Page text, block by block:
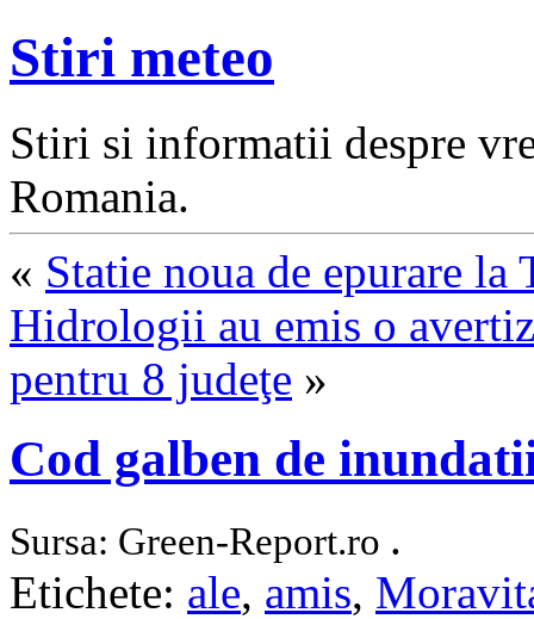
Stiri meteo
Stiri si informatii despre
Romania.
« Statie noua de epurare la
Hidrologii au emis o
pentru 8 judeţe »
Cod galben de
Sursa: Green-Report.ro .
Etichete: ale, amis,